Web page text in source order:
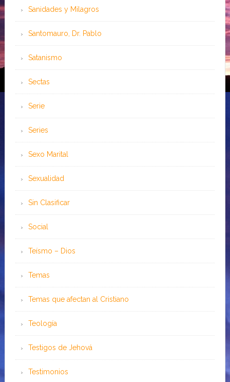
Sanidades y Milagros
Santomauro, Dr. Pablo
Satanismo
Sectas
Serie
Series
Sexo Marital
Sexualidad
Sin Clasificar
Social
Teísmo – Dios
Temas
Temas que afectan al Cristiano
Teología
Testigos de Jehová
Testimonios